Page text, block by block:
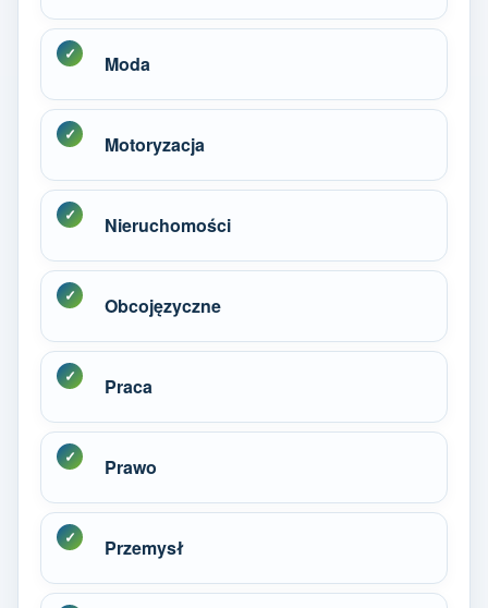
Moda
Motoryzacja
Nieruchomości
Obcojęzyczne
Praca
Prawo
Przemysł